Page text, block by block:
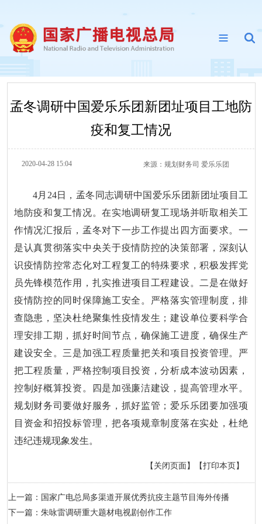
孟冬调研中国爱乐乐团新团址项目工地防
疫和复工情况
2020-04-28 15:04 来源： 规划财务司 爱乐乐团
4月24日，孟冬同志调研中国爱乐乐团新团址项目工
地防疫和复工情况。在实地调研复工现场并听取相关工
作情况汇报后，孟冬对下一步工作提出四方面要求。一
是认真贯彻落实中央关于疫情防控的决策部署，深刻认
识疫情防控常态化对工程复工的特殊要求，积极发挥党
员先锋模范作用，扎实推进项目工程建设。二是在做好
疫情防控的同时保障施工安全。严格落实管理制度，排
查隐患，坚决杜绝聚集性疫情发生；建设单位要科学合
理安排工期，抓好时间节点，确保施工进度，确保生产
建设安全。三是加强工程质量把关和项目投资管理。严
把工程质量，严格控制项目投资，分析成本波动因素，
控制好概算投资。四是加强廉洁建设，提高管理水平。
规划财务司要做好服务，抓好监管；爱乐乐团要加强项
目资金和招投标管理，把各项规章制度落在实处，杜绝
违纪违规现象发生。
【打印本页】
【关闭页面】
上一篇：国家广电总局多渠道开展优秀抗疫主题节目海外传播
下一篇：朱咏雷调研重大题材电视剧创作工作